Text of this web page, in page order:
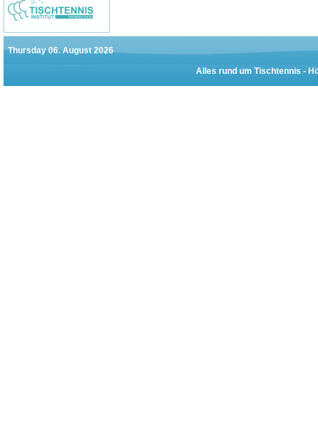
Thursday 06. August 2026
Alles rund um Tischtennis -